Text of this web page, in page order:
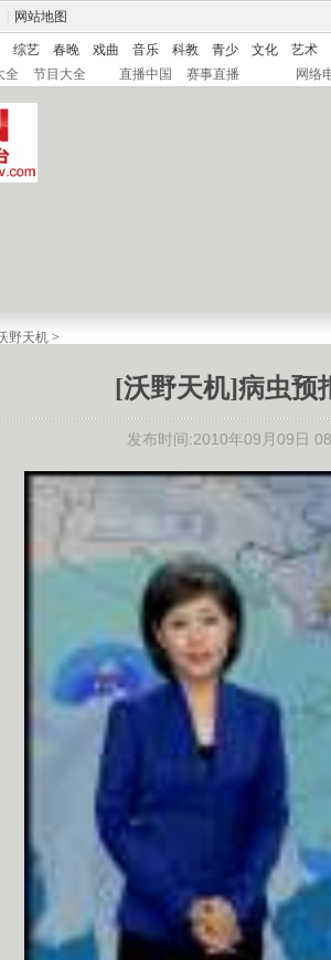
网站地图
综艺 春晚 戏曲 音乐 科教 青少 文化
艺术
全 节目大全 直播中国 赛事直播 网络
野天机 >
[沃野天机]病虫预
发布时间:2010年09月09日